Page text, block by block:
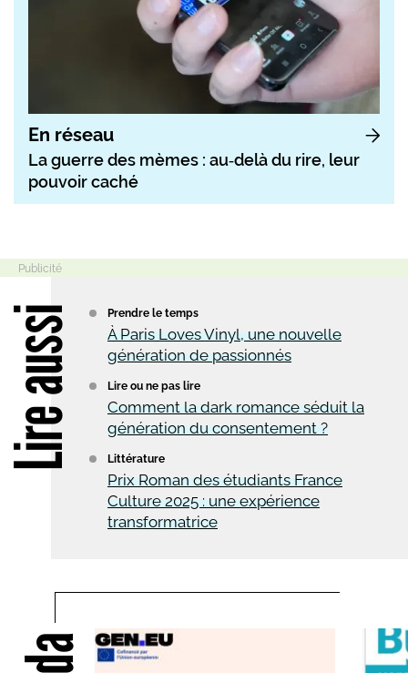
En réseau
La guerre des mèmes : au‑delà du rire, leur
pouvoir caché
Prendre le temps
À Paris Loves Vinyl, une nouvelle
génération de passionnés
Lire ou ne pas lire
Comment la dark romance séduit la
génération du consentement ?
Littérature
Prix Roman des étudiants France
Culture 2025 : une expérience
transformatrice